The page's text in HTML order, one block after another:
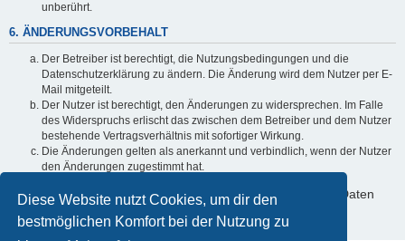
Diese Website nutzt Cookies, um dir den
bestmöglichen Komfort bei der Nutzung zu
unberührt.
6. ÄNDERUNGSVORBEHALT
Der Betreiber ist berechtigt, die Nutzungsbedingungen und die
Datenschutzerklärung zu ändern. Die Änderung wird dem Nutzer per E-
Mail mitgeteilt.
Der Nutzer ist berechtigt, den Änderungen zu widersprechen. Im Falle
des Widerspruchs erlischt das zwischen dem Betreiber und dem Nutzer
bestehende Vertragsverhältnis mit sofortiger Wirkung.
Die Änderungen gelten als anerkannt und verbindlich, wenn der Nutzer
den Änderungen zugestimmt hat.
Informationen über den Umgang mit deinen persönlichen Daten
sind in der Datenschutzerklärung enthalten.